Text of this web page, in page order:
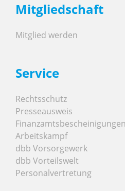
Mitgliedschaft
Mitglied werden
Service
Rechtsschutz
Presseausweis
Finanzamtsbescheinigungen
Arbeitskampf
dbb Vorsorgewerk
dbb Vorteilswelt
Personalvertretung